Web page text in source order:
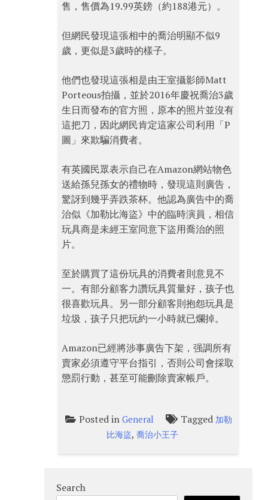
售，售價為19.99英鎊（約188港元）。
但網民發現這張相中的喬治明顯不似9
歲，更似是3歲時的樣子。
他們也發現這張相是由王室攝影師Matt
Porteous拍攝，並於2016年慶祝喬治3歲
生日而發布的官方照，原本的照片並沒有
這把刀，因此網民肯定這家公司利用「P
圖」來欺騙消費者。
有英國民眾表示自己在Amazon網站物色
送給孫兒孫女的禮物時，發現這則廣告，
驚訝到幾乎弄跌茶杯。他認為廣告中的喬
治似《加勒比海盜》中的臨時演員，相信
玩具商是未經王室同意下盜用喬治的照
片。
至於購買了這份玩具的消費者則意見不
一。有部分顧客力讚玩具質量好，孩子也
很喜歡玩具。另一部分顧客則抱怨玩具是
垃圾，孩子只把玩約一小時就已爛掉。
Amazon已經將涉事廣告下架，强調所有
賣家必須遵守平台指引，否則公司會採取
懲罰行動，甚至可能刪除賣家帳戶。
Posted in General Tagged 加勒
比海盜,喬治小王子
Search